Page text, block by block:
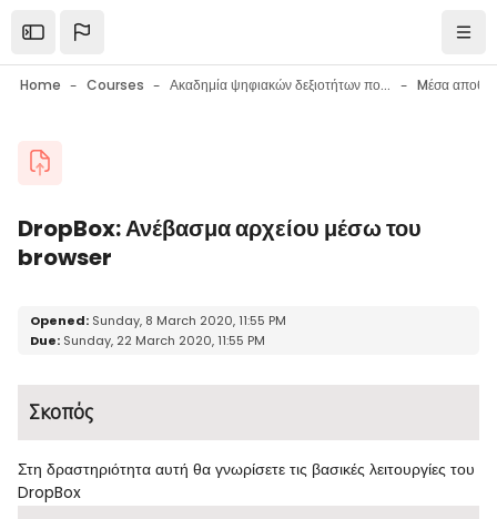
Open the sidebar
Home Courses Ακαδημία ψηφιακών δεξιοτήτων πολιτών
Blocks
DropBox: Ανέβασμα αρχείου μέσω του
browser
Blocks
Completion requirements
Opened: Sunday, 8 March 2020, 11:55 PM
Due: Sunday, 22 March 2020, 11:55 PM
Σκοπός
Στη δραστηριότητα αυτή θα γνωρίσετε τις βασικές λειτουργίες του
DropBox